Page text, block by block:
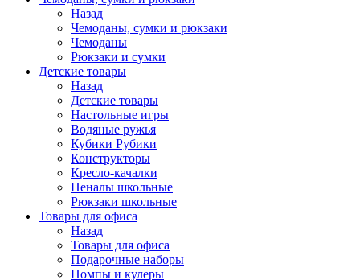
Назад
Чемоданы, сумки и рюкзаки
Чемоданы
Рюкзаки и сумки
Детские товары
Назад
Детские товары
Настольные игры
Водяные ружья
Кубики Рубики
Конструкторы
Кресло-качалки
Пеналы школьные
Рюкзаки школьные
Товары для офиса
Назад
Товары для офиса
Подарочные наборы
Помпы и кулеры